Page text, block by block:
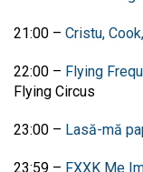
21:00 – Cristu,
22:00 – Flying
Flying Circus
23:00 – Lasă-mă
23:59 – FXXK Me